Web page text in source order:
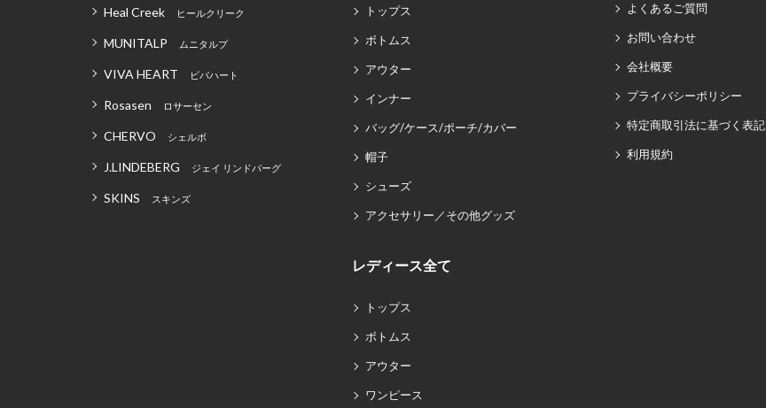
Heal Creek ヒールクリーク
MUNITALP ムニタルプ
VIVA HEART ビバハート
Rosasen ロサーセン
CHERVO シェルボ
J.LINDEBERG ジェイ リンドバーグ
SKINS スキンズ
トップス
ボトムス
アウター
インナー
バッグ/ケース/ポーチ/カバー
帽子
シューズ
アクセサリー／その他グッズ
レディース全て
トップス
ボトムス
アウター
ワンピース
よくあるご質問
お問い合わせ
会社概要
プライバシーポリシー
特定商取引法に基づく表記
利用規約